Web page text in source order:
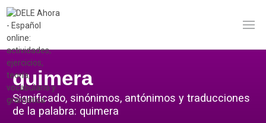
quimera
Significado, sinónimos, antónimos y traducciones
de la palabra: quimera